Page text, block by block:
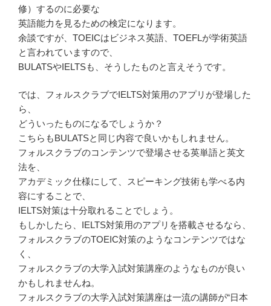
修）するのに必要な
英語能力を見るための検定になります。
余談ですが、TOEICはビジネス英語、TOEFLが学術英語
と言われていますので、
BULATSやIELTSも、そうしたものと言えそうです。
では、フォルスクラブでIELTS対策用のアプリが登場した
ら、
どういったものになるでしょうか？
こちらもBULATSと同じ内容で良いかもしれません。
フォルスクラブのコンテンツで登場させる英単語と英文
法を、
アカデミック仕様にして、スピーキング技術も学べる内
容にすることで、
IELTS対策は十分取れることでしょう。
もしかしたら、IELTS対策用のアプリを搭載させるなら、
フォルスクラブのTOEIC対策のようなコンテンツではな
く、
フォルスクラブの大学入試対策講座のようなものが良い
かもしれませんね。
フォルスクラブの大学入試対策講座は一流の講師が“日本